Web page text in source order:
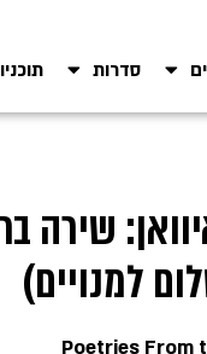
סדרות
שירה
למנויים)
Poetries From